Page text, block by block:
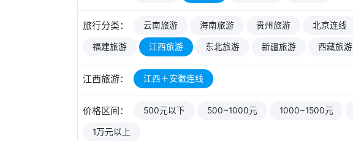
旅行分类： 云南旅游 海南旅游 贵州旅游 北京连线
福建旅游 江西旅游 东北旅游 新疆旅游 西藏旅游
江西旅游： 江西＋安徽连线
价格区间： 500元以下 500~1000元 1000~1500元
1万元以上